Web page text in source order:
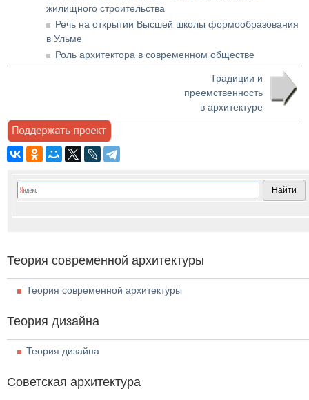
жилищного строительства
Речь на открытии Высшей школы формообразования
в Ульме
Роль архитектора в современном обществе
Традиции и
преемственность
в архитектуре
Теория современной архитектуры
Теория современной архитектуры
Теория дизайна
Теория дизайна
Советская архитектура